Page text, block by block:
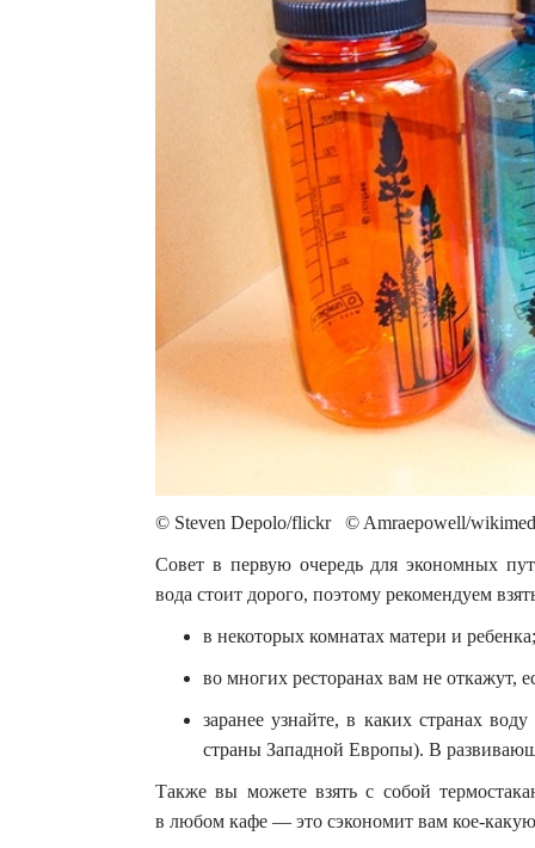
© Steven Depolo/flickr © Amraepowell/
Совет в первую очередь для экономных
вода стоит дорого, поэтому рекомендуем
в некоторых комнатах матери и ребенка;
во многих ресторанах вам не откажут,
заранее узнайте, в каких странах
страны Западной Европы). В
Также вы можете взять с собой
в любом кафе — это сэкономит вам кое-